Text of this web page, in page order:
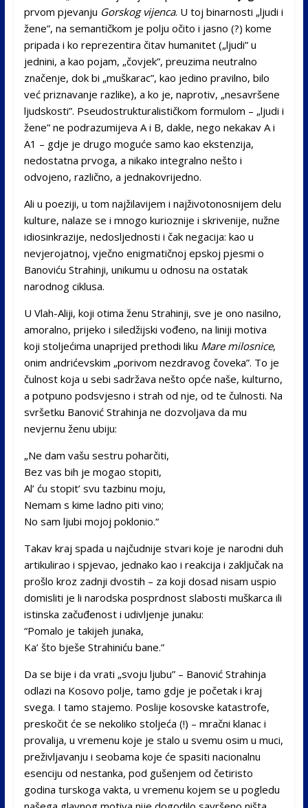
prvom pjevanju Gorskog vijenca. U toj binarnosti „ljudi i
žene”, na semantičkom je polju očito i jasno (?) kome
pripada i ko reprezentira čitav humanitet („ljudi” u
jednini, a kao pojam, „čovjek”, preuzima neutralno
značenje, dok bi „muškarac”, kao jedino pravilno, bilo
već priznavanje razlike), a ko je, naprotiv, „nesavršene
ljudskosti”. Pseudostrukturalističkom formulom – „ljudi i
žene” ne podrazumijeva A i B, dakle, nego nekakav A i
A1 – gdje je drugo moguće samo kao ekstenzija,
nedostatna prvoga, a nikako integralno nešto i
odvojeno, različno, a jednakovrijedno.
Ali u poeziji, u tom najžilavijem i najživotonosnijem delu
kulture, nalaze se i mnogo kurioznije i skrivenije, nužne
idiosinkrazije, nedosljednosti i čak negacija: kao u
nevjerojatnoj, vječno enigmatičnoj epskoj pjesmi o
Banoviću Strahinji, unikumu u odnosu na ostatak
narodnog ciklusa.
U Vlah-Aliji, koji otima ženu Strahinji, sve je ono nasilno,
amoralno, prijeko i siledžijski vođeno, na liniji motiva
koji stoljećima unaprijed prethodi liku Mare milosnice,
onim andrićevskim „porivom nezdravog čoveka”. To je
čulnost koja u sebi sadržava nešto opće naše, kulturno,
a potpuno podsvjesno i strah od nje, od te čulnosti. Na
svršetku Banović Strahinja ne dozvoljava da mu
nevjernu ženu ubiju:
„Ne dam vašu sestru poharčiti,
Bez vas bih je mogao stopiti,
Al’ ću stopit’ svu tazbinu moju,
Nemam s kime ladno piti vino;
No sam ljubi mojoj poklonio.“
Takav kraj spada u najčudnije stvari koje je narodni duh
artikulirao i spjevao, jednako kao i reakcija i zaključak na
prošlo kroz zadnji dvostih – za koji dosad nisam uspio
domisliti je li narodska posprdnost slabosti muškarca ili
istinska začuđenost i udivljenje junaku:
“Pomalo je takijeh junaka,
Ka’ što bješe Strahiniću bane.”
Da se bije i da vrati „svoju ljubu” – Banović Strahinja
odlazi na Kosovo polje, tamo gdje je početak i kraj
svega. I tamo stajemo. Poslije kosovske katastrofe,
preskočit će se nekoliko stoljeća (!) – mračni klanac i
provalija, u vremenu koje je stalo u svemu osim u muci,
preživljavanju i seobama koje će spasiti nacionalnu
esenciju od nestanka, pod gušenjem od četiristo
godina turskoga vakta, u vremenu kojem se u pogledu